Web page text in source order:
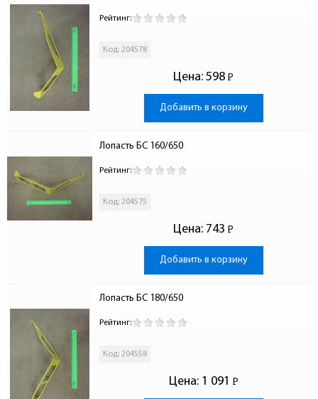
Рейтинг:
Код: 204578
Цена: 598 Р
-
Добавить в корзину
Лопасть БС 160/650
Рейтинг:
Код: 204575
Цена: 743 Р
-
Добавить в корзину
Лопасть БС 180/650
Рейтинг:
Код: 204558
Цена: 1 091 Р
-